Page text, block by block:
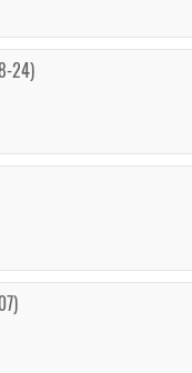
24)